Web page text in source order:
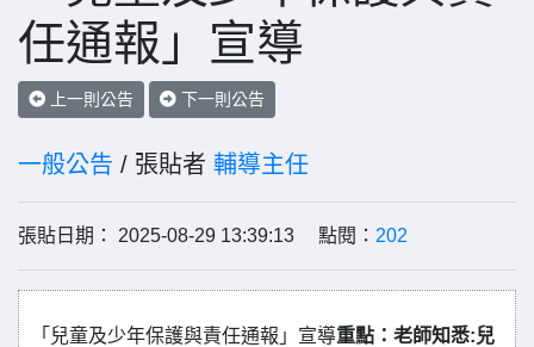
任通報」宣導
上一則公告 下一則公告
一般公告 / 張貼者 輔導主任
張貼日期： 2025-08-29 13:39:13 點閱： 202
「兒童及少年保護與責任通報」宣導重點：老師知悉:兒